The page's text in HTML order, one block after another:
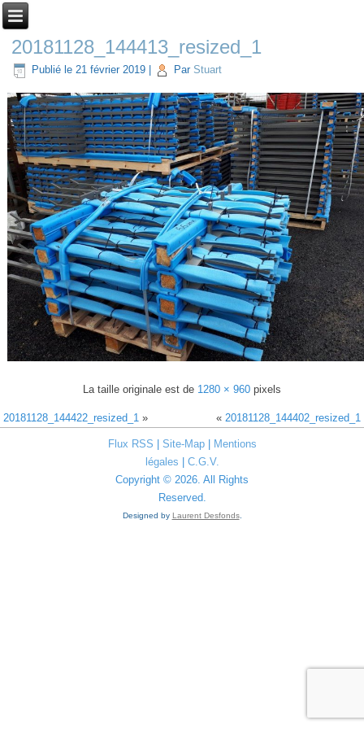
20181128_144413_resized_1
Publié le 21 février 2019 Par Stuart
La taille originale est de 1280 × 960 pixels
20181128_144422_resized_1 » « 20181128_144402_resized_1
Flux RSS Site-Map|
Mentions
légales
C.G.V.
Copyright © 2026. All Rights
Reserved.
Designed by Laurent Desfonds.